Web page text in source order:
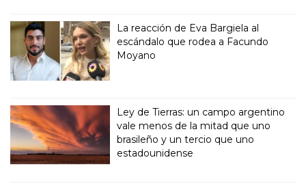
La reacción de Eva Bargiela al
escándalo que rodea a Facundo
Moyano
Ley de Tierras: un campo argentino
vale menos de la mitad que uno
brasileño y un tercio que uno
estadounidense